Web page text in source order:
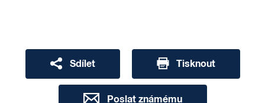
Sdílet Tisknout
Poslat známému